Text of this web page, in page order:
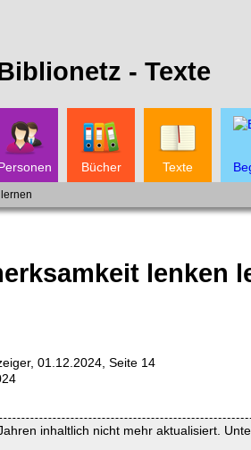
- Texte
Bücher Texte
lenken
01.12.2024, Seite 14
inhaltlich nicht mehr aktualisiert.